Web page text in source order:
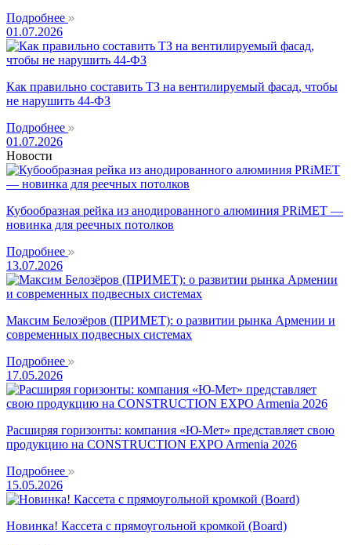
Подробнее
01.07.2026
Как правильно составить ТЗ на вентилируемый фасад, чтобы
не нарушить 44-ФЗ
Подробнее
01.07.2026
Новости
Кубообразная рейка из анодированного алюминия PRiMET —
новинка для реечных потолков
Подробнее
13.07.2026
Максим Белозёров (ПРИМЕТ): о развитии рынка Армении и
современных подвесных системах
Подробнее
17.05.2026
Расширяя горизонты: компания «Ю-Мет» представляет свою
продукцию на CONSTRUCTION EXPO Armenia 2026
Подробнее
15.05.2026
Новинка! Кассета с прямоугольной кромкой (Board)